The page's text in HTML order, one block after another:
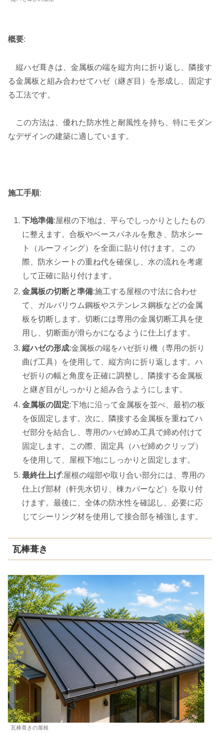
概要:
縦ハゼ葺きは、金属板の端を縦方向に折り返し、隣接す
る金属板と組み合わせてハゼ（継ぎ目）を形成し、固定す
る工法です。
この方法は、優れた防水性と耐風性を持ち、特にモダン
なデザインの建築に適しています。
施工手順:
下地準備:屋根の下地は、平らでしっかりとしたもの
に整えます。合板やベースパネルを敷き、防水シー
ト（ルーフィング）を全面に貼り付けます。この
際、防水シートの重ね代を確保し、水の流れを考慮
して正確に貼り付けます。
金属板の切断と準備:施工する屋根の寸法に合わせ
て、ガルバリウム鋼板やステンレス鋼板などの金属
板を切断します。切断には専用の金属切断工具を使
用し、切断面が滑らかになるように仕上げます。
縦ハゼの形成:金属板の端をハゼ折り機（専用の折り
曲げ工具）を使用して、縦方向に折り返します。ハ
ゼ折りの幅と角度を正確に調整し、隣接する金属板
と継ぎ目がしっかりと組み合うようにします。
金属板の固定:下地に沿って金属板を並べ、最初の板
を仮固定します。次に、隣接する金属板を重ねてハ
ゼ部分を結合し、専用のハゼ締め工具で締め付けて
固定します。この際、固定具（ハゼ締めクリップ）
を使用して、屋根下地にしっかりと固定します。
最終仕上げ:屋根の端部や取り合い部分には、専用の
仕上げ部材（軒先水切り、棟カバーなど）を取り付
けます。最後に、全体の防水性を確認し、必要に応
じてシーリング材を使用して接合部を補強します。
瓦棒葺き
瓦棒葺きの屋根